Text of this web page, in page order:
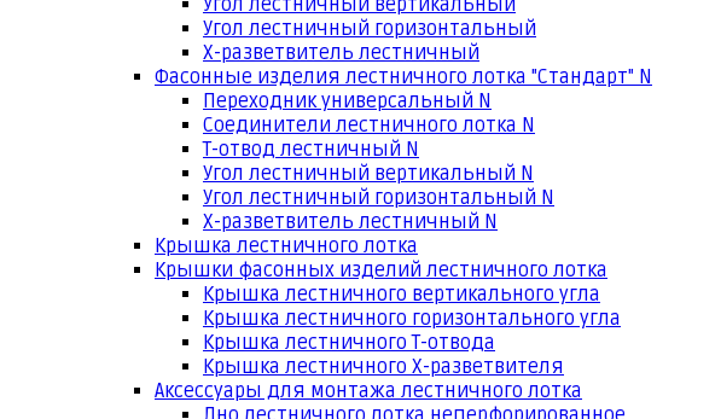
Угол лестничный вертикальный
Угол лестничный горизонтальный
Х-разветвитель лестничный
Фасонные изделия лестничного лотка "Стандарт" N
Переходник универсальный N
Соединители лестничного лотка N
Т-отвод лестничный N
Угол лестничный вертикальный N
Угол лестничный горизонтальный N
Х-разветвитель лестничный N
Крышка лестничного лотка
Крышки фасонных изделий лестничного лотка
Крышка лестничного вертикального угла
Крышка лестничного горизонтального угла
Крышка лестничного Т-отвода
Крышка лестничного Х-разветвителя
Аксессуары для монтажа лестничного лотка